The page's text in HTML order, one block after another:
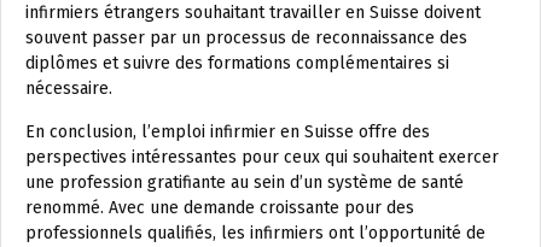
infirmiers étrangers souhaitant travailler en Suisse doivent
souvent passer par un processus de reconnaissance des
diplômes et suivre des formations complémentaires si
nécessaire.
En conclusion, l’emploi infirmier en Suisse offre des
perspectives intéressantes pour ceux qui souhaitent exercer
une profession gratifiante au sein d’un système de santé
renommé. Avec une demande croissante pour des
professionnels qualifiés, les infirmiers ont l’opportunité de